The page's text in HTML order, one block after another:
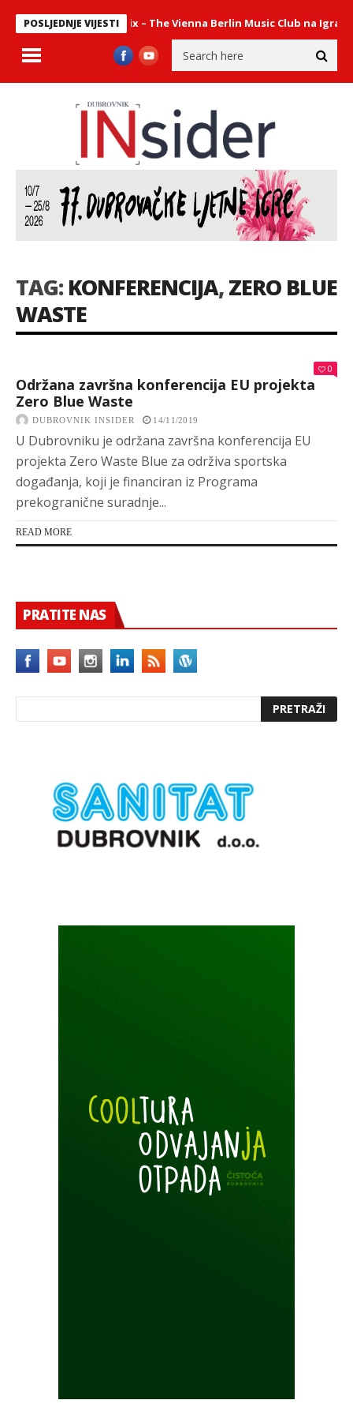
POSLJEDNJE VIJESTI
Philharmonix – The Vienna Berlin Music Club na Igrama
TAG:KONFERENCIJA,ZERO BLUE
WASTE
0
Održana završna konferencija EU projekta
Zero Blue Waste
DUBROVNIK INSIDER 14/11/2019
U Dubrovniku je održana završna konferencija EU
projekta Zero Waste Blue za održiva sportska
događanja, koji je financiran iz Programa
prekogranične suradnje...
READ MORE
PRATITE NAS